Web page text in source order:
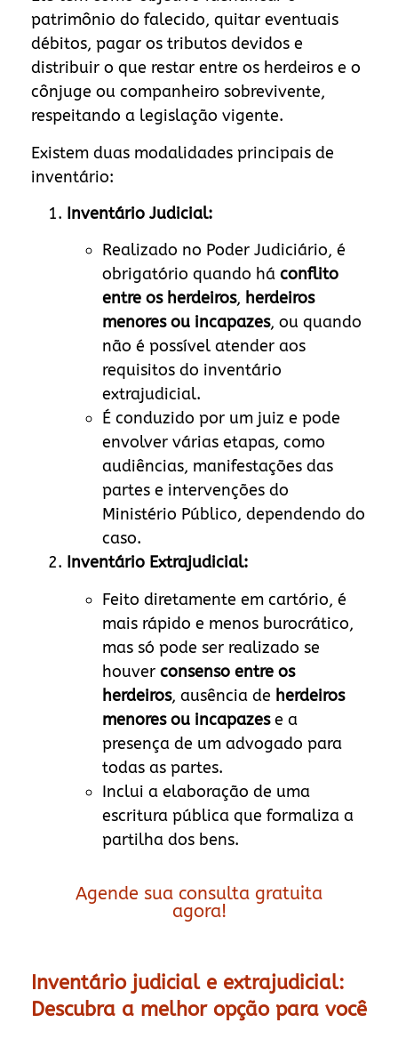
patrimônio do falecido, quitar eventuais
débitos, pagar os tributos devidos e
distribuir o que restar entre os herdeiros e o
cônjuge ou companheiro sobrevivente,
respeitando a legislação vigente.
Existem duas modalidades principais de
inventário:
Inventário Judicial:
Realizado no Poder Judiciário, é
obrigatório quando há conflito
entre os herdeiros, herdeiros
menores ou incapazes, ou quando
não é possível atender aos
requisitos do inventário
extrajudicial.
É conduzido por um juiz e pode
envolver várias etapas, como
audiências, manifestações das
partes e intervenções do
Ministério Público, dependendo do
caso.
Inventário Extrajudicial:
Feito diretamente em cartório, é
mais rápido e menos burocrático,
mas só pode ser realizado se
houver consenso entre os
herdeiros, ausência de herdeiros
menores ou incapazese a
presença de um advogado para
todas as partes.
Inclui a elaboração de uma
escritura pública que formaliza a
partilha dos bens.
Agende sua consulta gratuita
agora!
Inventário judicial e extrajudicial:
Descubra a melhor opção para você